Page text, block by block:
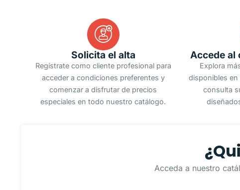
Solicita el alta
Regístrate como cliente profesional para
acceder a condiciones preferentes y
comenzar a disfrutar de precios
especiales en todo nuestro catálogo.
Accede al
Explora
disponibles
consulta
Acceda a nuestro